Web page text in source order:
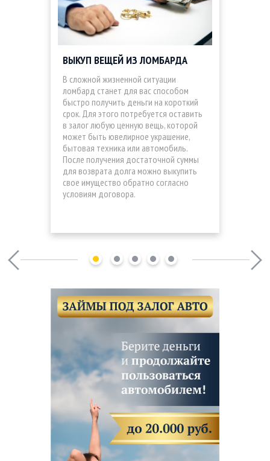
ВЫКУП ВЕЩЕЙ ИЗ ЛОМБАРДА
В сложной жизненной ситуации
ломбард станет для вас способом
быстро получить деньги на короткий
срок. Для этого потребуется оставить
в залог любую ценную вещь, которой
может быть ювелирное украшение,
бытовая техника или автомобиль.
После получения достаточной суммы
для возврата долга можно выкупить
свое имущество обратно согласно
условиям договора.